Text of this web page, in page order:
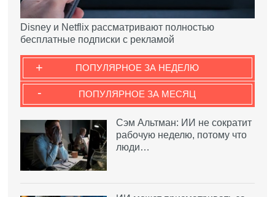
Disney и Netflix рассматривают полностью
бесплатные подписки с рекламой
ПОПУЛЯРНОЕ ЗА НЕДЕЛЮ
+
ПОПУЛЯРНОЕ ЗА МЕСЯЦ
-
Сэм Альтман: ИИ не сократит
рабочую неделю, потому что
люди…